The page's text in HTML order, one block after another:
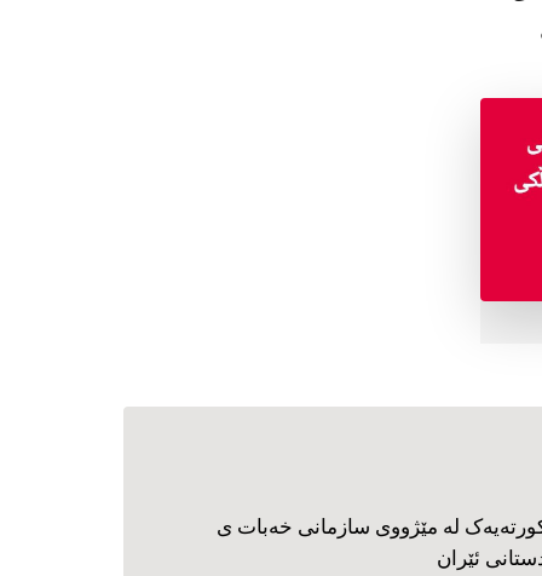
له مێژووی سازمانی خه‌بات ی
ئێران